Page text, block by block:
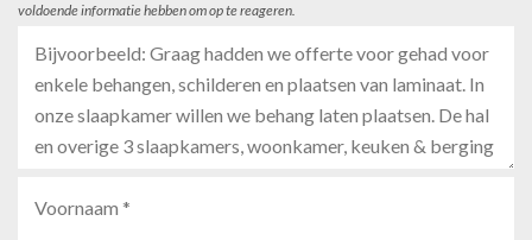
voldoende informatie hebben om op te reageren.